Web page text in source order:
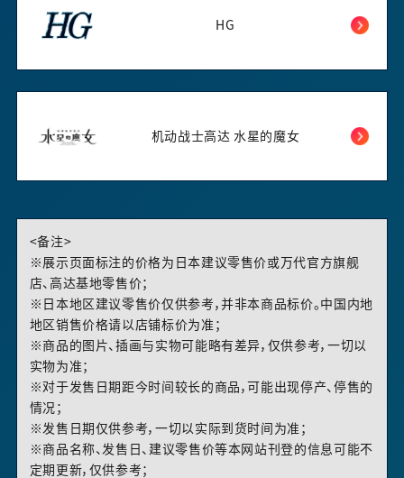
HG
机动战士高达 水星的魔女
<备注>
※展示页面标注的价格为日本建议零售价或万代官方旗舰
店、高达基地零售价；
※日本地区建议零售价仅供参考，并非本商品标价。中国内地
地区销售价格请以店铺标价为准；
※商品的图片、插画与实物可能略有差异，仅供参考，一切以
实物为准；
※对于发售日期距今时间较长的商品，可能出现停产、停售的
情况；
※发售日期仅供参考，一切以实际到货时间为准；
※商品名称、发售日、建议零售价等本网站刊登的信息可能不
定期更新，仅供参考；